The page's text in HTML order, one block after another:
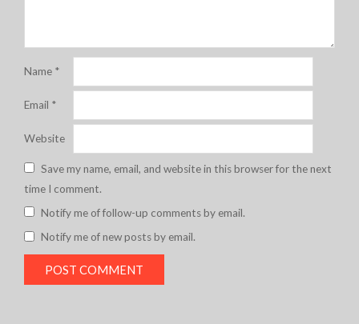
Name *
Email *
Website
Save my name, email, and website in this browser for the next
time I comment.
Notify me of follow-up comments by email.
Notify me of new posts by email.